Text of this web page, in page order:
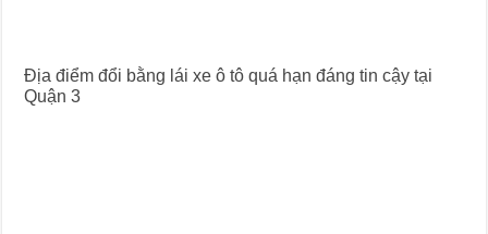
Địa điểm đổi bằng lái xe ô tô quá hạn đáng tin cậy tại
Quận 3